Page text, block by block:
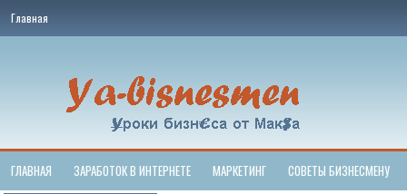
Главная
ГЛАВНАЯ ЗАРАБОТОК В ИНТЕРНЕТЕ МАРКЕТИНГ СОВЕТЫ БИЗНЕСМЕНУ